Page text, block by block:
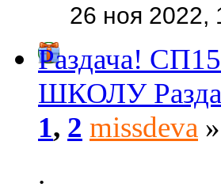
26 ноя 2022,
Раздача!
ШКОЛУ
1, 2 missdeva
.